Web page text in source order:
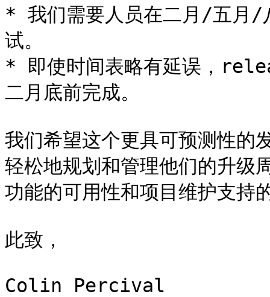
* 我们需要人员在二月/五月/
试。
* 即使时间表略有延误，
二月底前完成。
我们希望这个更具可预测性
轻松地规划和管理他们的升
功能的可用性和项目维护支
此致，
Colin Percival